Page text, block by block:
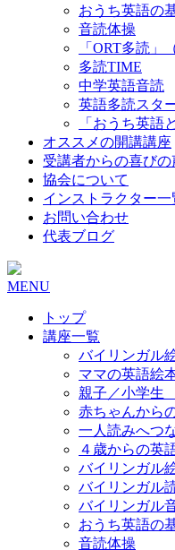
おうち英語の
音読体操
「ORT多読」
多読TIME
中学英語音読
英語多読スタ
「おうち英語
オススメの開講講座
受講者からの喜びの
協会について
インストラクター一
お問い合わせ
代表ブログ
MENU
トップ
講座一覧
バイリンガル
ママの英語絵
親子／小学生
赤ちゃんから
一人読みへつ
４歳からの英
バイリンガル
バイリンガル
バイリンガル
おうち英語の
音読体操